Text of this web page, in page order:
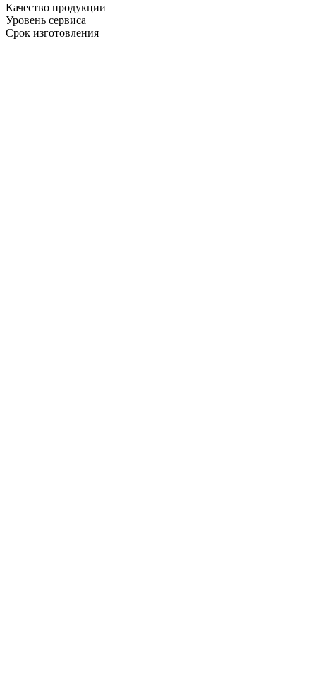
Качество продукции
Уровень сервиса
Срок изготовления